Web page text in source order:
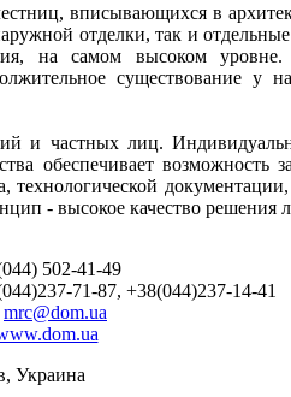
вписывающихся в
отделки, так и
на самом высоком
существование у
и частных лиц.
обеспечивает возможность
- высокое качество решения
502-41-49
71-87, +38(044)237-14-41
mrc@dom.ua
Украина